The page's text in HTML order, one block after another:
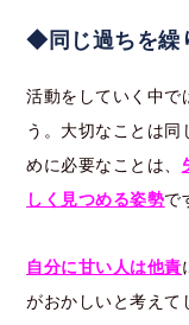
◆同じ過ちを繰
活動をしていく中で
う。大切なことは同
めに必要なことは、
しく見つめる姿勢で
自分に甘い人は他責
がおかしいと考えて